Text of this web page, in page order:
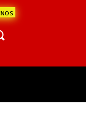
1510 AM | LA